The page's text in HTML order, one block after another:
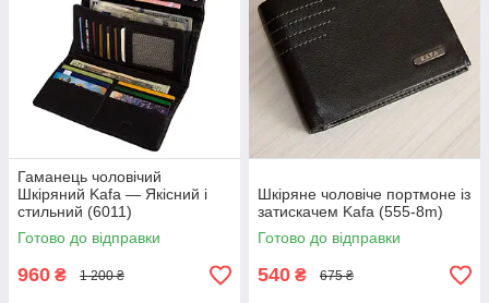
Гаманець чоловічий
Шкіряний Kafa — Якісний і
стильний (6011)
Готово до відправки
960 ₴ 1 200 ₴
Шкіряне чоловіче портмоне із
затискачем Kafa (555-8m)
Готово до відправки
540 ₴ 675 ₴